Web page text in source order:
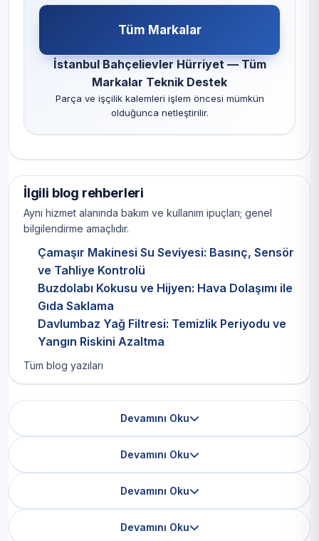
Tüm Markalar
İstanbul Bahçelievler Hürriyet — Tüm
Markalar Teknik Destek
Parça ve işçilik kalemleri işlem öncesi mümkün
olduğunca netleştirilir.
İlgili blog rehberleri
Aynı hizmet alanında bakım ve kullanım ipuçları; genel
bilgilendirme amaçlıdır.
Çamaşır Makinesi Su Seviyesi: Basınç, Sensör
ve Tahliye Kontrolü
Buzdolabı Kokusu ve Hijyen: Hava Dolaşımı ile
Gıda Saklama
Davlumbaz Yağ Filtresi: Temizlik Periyodu ve
Yangın Riskini Azaltma
Tüm blog yazıları
Devamını Oku
Devamını Oku
Devamını Oku
Devamını Oku